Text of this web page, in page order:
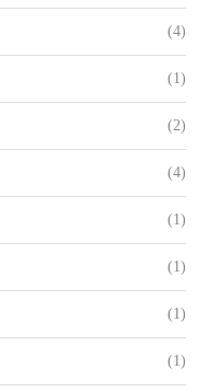
(4)
(1)
(2)
(4)
(1)
(1)
(1)
(1)